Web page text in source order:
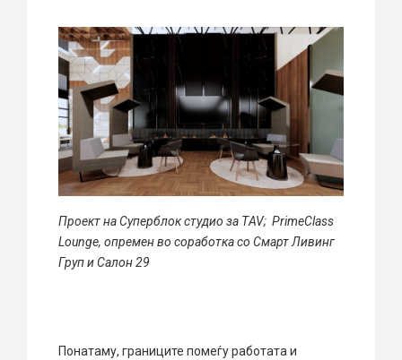
Проект на Суперблок студио за ТAV; PrimeClass
Lounge, опремен во соработка со Смарт Ливинг
Груп и Салон 29
Понатаму, границите помеѓу работата и